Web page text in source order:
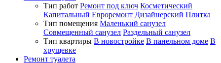
Тип работ Ремонт под ключ Косметический
Капитальный Евроремонт Дизайнерский Плитка
Тип помещения Маленький санузел
Совмещенный санузел Раздельный санузел
Тип квартиры В новостройке В панельном доме В
хрущевке
Ремонт туалета